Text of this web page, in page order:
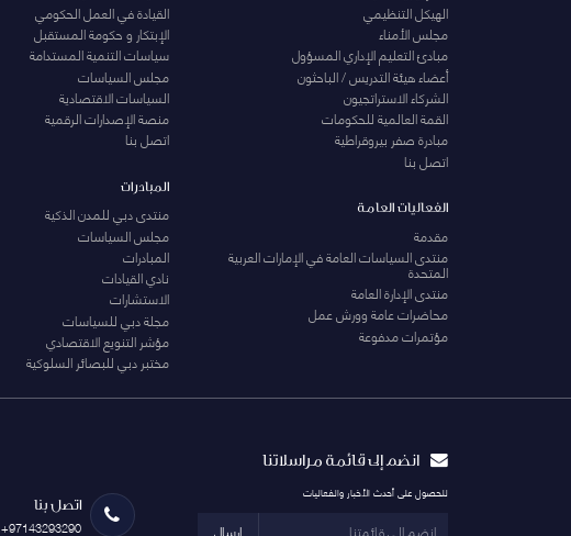
الهيكل التنظيمي
مجلس الأمناء
مبادئ التعليم الإداري المسؤول
أعضاء هيئة التدريس / الباحثون
الشركاء الاستراتجيون
القمة العالمية للحكومات
مبادرة صفر بيروقراطية
اتصل بنا
الفعاليات العامة
مقدمة
منتدى السياسات العامة في الإمارات العربية
المتحدة
منتدى الإدارة العامة
محاضرات عامة وورش عمل
مؤتمرات مدفوعة
القيادة في العمل الحكومي
الإبتكار و حكومة المستقبل
سياسات التنمية المستدامة
مجلس السياسات
السياسات الاقتصادية
منصة الإصدارات الرقمية
اتصل بنا
المبادرات
منتدى دبي للمدن الذكية
مجلس السياسات
المبادرات
نادي القيادات
الاستشارات
مجلة دبي للسياسات
مؤشر التنويع الاقتصادي
مختبر دبي للبصائر السلوكية
انضم إلى قائمة مراسلاتنا
للحصول على أحدث الأخبار والفعاليات
اتصل بنا
+97143293290